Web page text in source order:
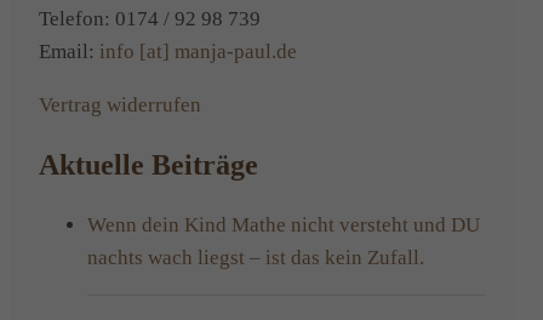
Telefon: 0174 / 92 98 739
Email: info [at] manja-paul.de
Vertrag widerrufen
Aktuelle Beiträge
Wenn dein Kind Mathe nicht versteht und DU
nachts wach liegst – ist das kein Zufall.